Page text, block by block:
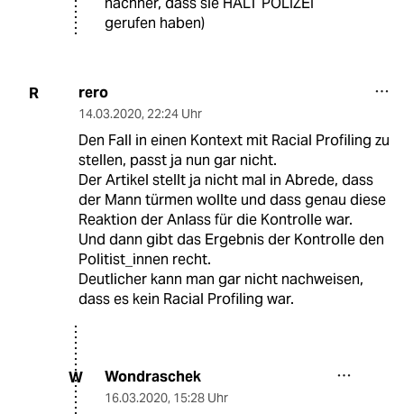
gerufen haben)
R rero
14.03.2020, 22:24 Uhr
Den Fall in einen Kontext mit Racial Profiling zu
stellen, passt ja nun gar nicht.
Der Artikel stellt ja nicht mal in Abrede, dass
der Mann türmen wollte und dass genau diese
Reaktion der Anlass für die Kontrolle war.
Und dann gibt das Ergebnis der Kontrolle den
Politist_innen recht.
Deutlicher kann man gar nicht nachweisen,
dass es kein Racial Profiling war.
W Wondraschek
16.03.2020, 15:28 Uhr